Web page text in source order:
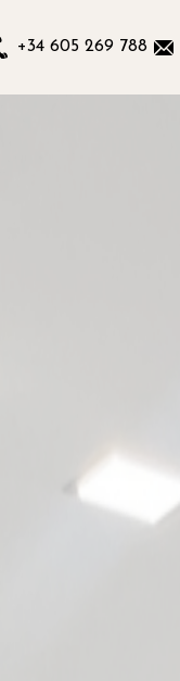
+34 605 269 788